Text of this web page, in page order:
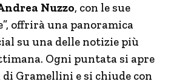
Nuzzo, con le sue
offrirà una panoramica
su una delle notizie più
Ogni puntata si apre
di Gramellini e si chiude con